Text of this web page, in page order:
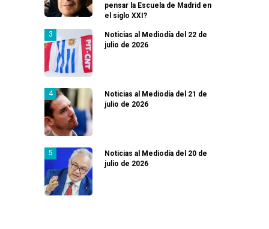
pensar la Escuela de Madrid en
el siglo XXI?
Noticias al Mediodía del 22 de
julio de 2026
Noticias al Mediodía del 21 de
julio de 2026
Noticias al Mediodía del 20 de
julio de 2026